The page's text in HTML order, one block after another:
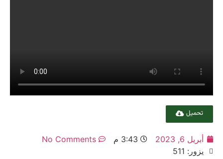
تحميل
أبريل 6, 2023 3:43 م
No Comments
يزور: 511